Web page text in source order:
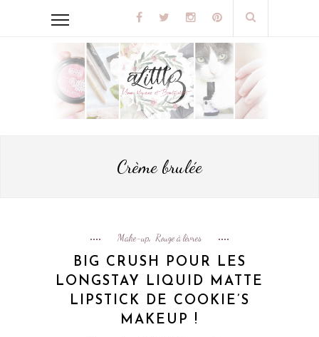
Crème brulée
Make-up, Rouge à lèvres
BIG CRUSH POUR LES
LONGSTAY LIQUID MATTE
LIPSTICK DE COOKIE’S
MAKEUP !